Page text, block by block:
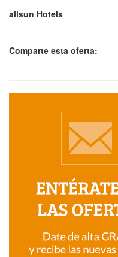
allsun Hotels
Comparte esta oferta: